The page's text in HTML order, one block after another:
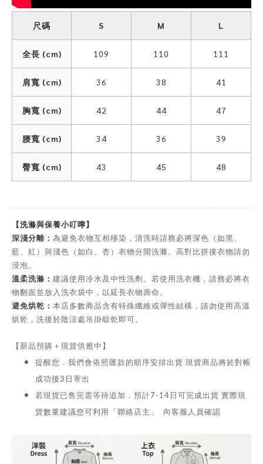
尺碼 S M L
全長 (cm) 109 110 111
肩寬 (cm) 36 38 41
胸寬 (cm) 42 44 47
腰寬 (cm) 34 36 39
臀寬 (cm) 43 45 48
【洗滌與保養小叮嚀】
深淺分離： 為避免衣物互相移染，清洗時請務必將深色（如黑、
藍、紅）與淺色（如白、杏）衣物分開洗滌。高對比拼接衣物請勿
浸泡。
溫柔洗滌： 建議使用冷水及中性洗劑。若使用洗衣機，請務必將衣
物翻面並放入洗衣袋中，以延長衣物壽命。
避免烘乾： 本店多數商品含有特殊纖維或彈性結構，請勿使用高溫
烘乾，洗後於陰涼處吊掛晾乾即可。
【新品預購＋現貨供應中】
提醒您．我們會依照匯款的順序安排出貨 現貨商品將於對帳
成功後3日寄出
若現貨已售完需等待追加．預計7-14日可完成出貨 實際現
貨數量建議您可利用「聯絡店主」 向客服人員確認